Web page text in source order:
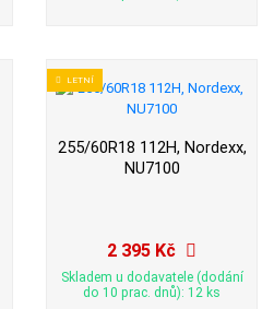
LETNÍ
255/60R18 112H, Nordexx,
NU7100
2 395 Kč
Skladem u dodavatele (dodání
do 10 prac. dnů): 12 ks